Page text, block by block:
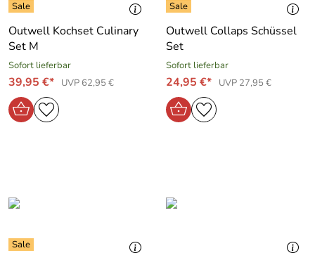
Outwell Kochset Culinary
Set M
Sofort lieferbar
39,95 €* UVP 62,95 €
Outwell Collaps Schüssel
Set
Sofort lieferbar
24,95 €* UVP 27,95 €